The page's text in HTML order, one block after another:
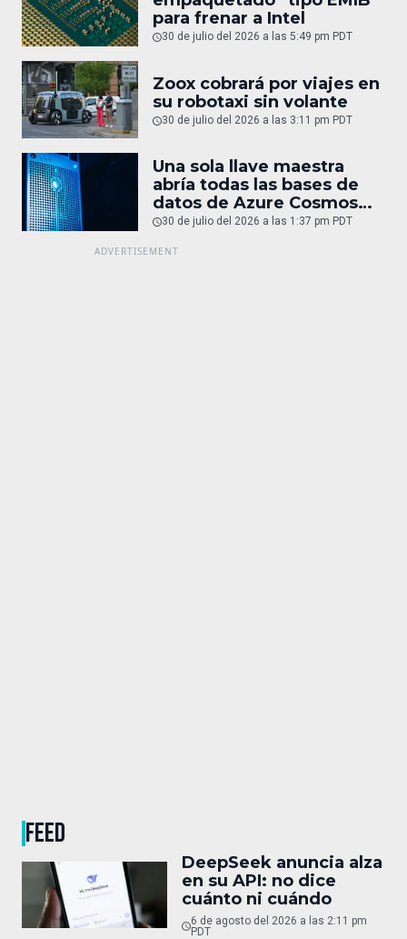
para frenar a Intel
30 de julio del 2026 a las 5:49 pm PDT
Zoox cobrará por viajes en
su robotaxi sin volante
30 de julio del 2026 a las 3:11 pm PDT
Una sola llave maestra
abría todas las bases de
datos de Azure Cosmos
DB
30 de julio del 2026 a las 1:37 pm PDT
FEED
DeepSeek anuncia alza
en su API: no dice
cuánto ni cuándo
6 de agosto del 2026 a las 2:11 pm
PDT